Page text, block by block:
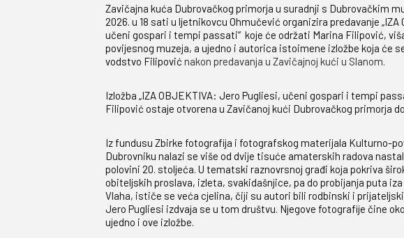
Zavičajna kuća Dubrovačkog primorja u suradnji s Dubrovačkim
2026. u 18 sati u ljetnikovcu Ohmučević organizira predavanje
učeni gospari i tempi passati“ koje će održati Marina Filipović,
povijesnog muzeja, a ujedno i autorica istoimene izložbe koja će
vodstvo Filipović nakon predavanja u Zavičajnoj kući u Slanom.
Izložba „IZA OBJEKTIVA: Jero Pugliesi, učeni gospari i tempi
Filipović ostaje otvorena u Zavičanoj kući Dubrovačkog primorja
Iz fundusu Zbirke fotografija i fotografskog materijala Kulturno-
Dubrovniku nalazi se više od dvije tisuće amaterskih radova
polovini 20. stoljeća. U tematski raznovrsnoj građi koja pokriva
obiteljskih proslava, izleta, svakidašnjice, pa do probijanja puta
Vlaha, ističe se veća cjelina, čiji su autori bili rodbinski i
Jero Pugliesi izdvaja se u tom društvu. Njegove fotografije čine
ujedno i ove izložbe.